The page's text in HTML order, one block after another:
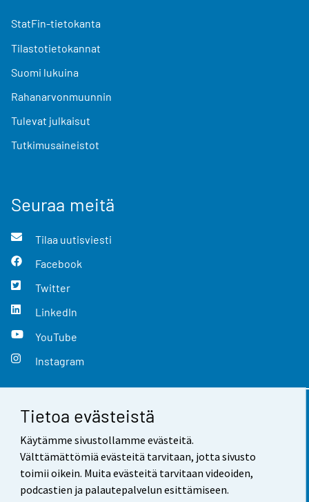
Tietoa evästeistä
Käytämme sivustollamme evästeitä.
Välttämättömiä evästeitä tarvitaan, jotta sivusto
toimii oikein. Muita evästeitä tarvitaan videoiden,
podcastien ja palautepalvelun esittämiseen.
StatFin-tietokanta
Tilastotietokannat
Suomi lukuina
Rahanarvonmuunnin
Tulevat julkaisut
Tutkimusaineistot
Seuraa meitä
Tilaa uutisviesti
Facebook
Twitter
LinkedIn
YouTube
Instagram
Yhteystiedot
Palaute
Käyttöehdot